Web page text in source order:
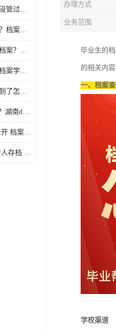
以为档案没用就从来没管过，现在要用档案该怎么办？
档案存放有什么方法？档案在手里为什么不能用
档案丢失了怎么补办档案？湖南档案补办 档案补办方法
准备出国留学，高中档案学校发给我了怎么办？
单位调档，档案找不到了怎么办？
dangan丢失怎样补办？湖南dangan丢失补办流程介绍！
档案在手里 档案被拆开 档案补办 档案问题一站式服务
长沙档案激活 长沙个人存档 长沙档案存档
办理方式
业务范围
毕业生的
的相关内
一、档案查
学校渠道